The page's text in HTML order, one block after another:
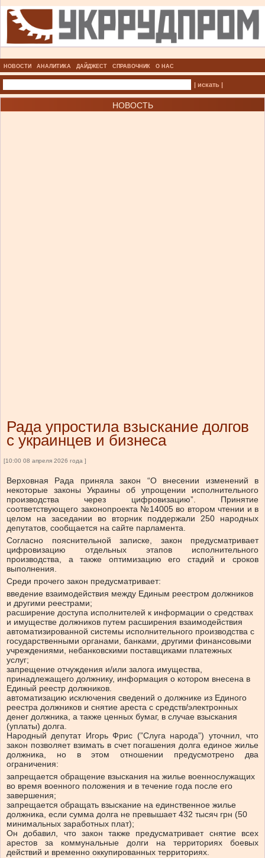
НОВОСТИ АНАЛИТИКА ДАЙДЖЕСТ СПРАВОЧНИК О НАС
| искать |
НОВОСТЬ
Рада упростила взыскание долгов
с украинцев и бизнеса
[10:00 08 апреля 2026 года ]
Верховная Рада приняла закон “О внесении изменений в
некоторые законы Украины об упрощении исполнительного
производства через цифровизацию”. Принятие
соответствующего законопроекта №14005 во втором чтении и в
целом на заседании во вторник поддержали 250 народных
депутатов, сообщается на сайте парламента.
Согласно пояснительной записке, закон предусматривает
цифровизацию отдельных этапов исполнительного
производства, а также оптимизацию его стадий и сроков
выполнения.
Среди прочего закон предусматривает:
введение взаимодействия между Единым реестром должников
и другими реестрами;
расширение доступа исполнителей к информации о средствах
и имуществе должников путем расширения взаимодействия
автоматизированной системы исполнительного производства с
государственными органами, банками, другими финансовыми
учреждениями, небанковскими поставщиками платежных
услуг;
запрещение отчуждения и/или залога имущества,
принадлежащего должнику, информация о котором внесена в
Единый реестр должников.
автоматизацию исключения сведений о должнике из Единого
реестра должников и снятие ареста с средств/электронных
денег должника, а также ценных бумаг, в случае взыскания
(уплаты) долга.
Народный депутат Игорь Фрис (”Слуга народа”) уточнил, что
закон позволяет взимать в счет погашения долга единое жилье
должника, но в этом отношении предусмотрено два
ограничения:
запрещается обращение взыскания на жилье военнослужащих
во время военного положения и в течение года после его
завершения;
запрещается обращать взыскание на единственное жилье
должника, если сумма долга не превышает 432 тысяч грн (50
минимальных заработных плат);
Он добавил, что закон также предусматривает снятие всех
арестов за коммунальные долги на территориях боевых
действий и временно оккупированных территориях.